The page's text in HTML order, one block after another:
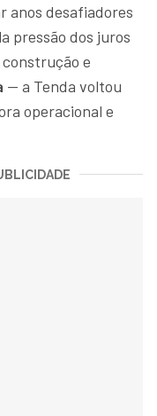
anos desafiadores
pressão dos juros
e
— a Tenda voltou
operacional e